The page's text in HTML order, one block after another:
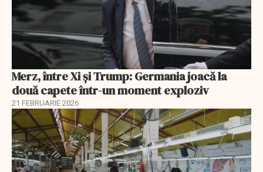
Merz, între Xi și Trump: Germania joacă la
două capete într-un moment exploziv
21 FEBRUARIE 2026